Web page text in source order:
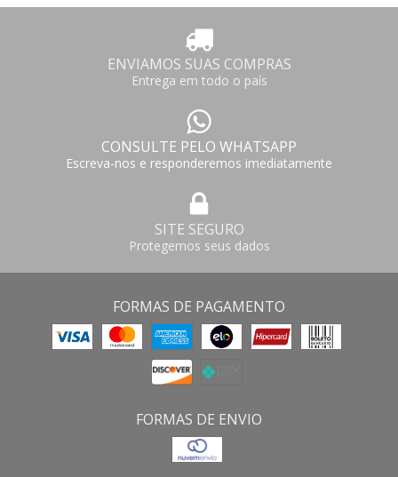
ENVIAMOS SUAS COMPRAS
Entrega em todo o país
CONSULTE PELO WHATSAPP
Escreva-nos e responderemos imediatamente
SITE SEGURO
Protegemos seus dados
FORMAS DE PAGAMENTO
FORMAS DE ENVIO